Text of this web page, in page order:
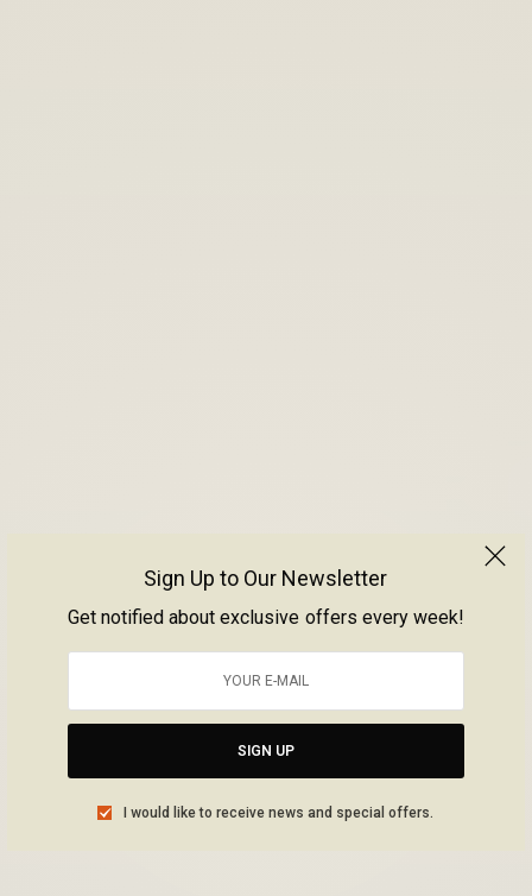
Sign Up to Our Newsletter
Get notified about exclusive offers every week!
SIGN UP
I would like to receive news and special offers.